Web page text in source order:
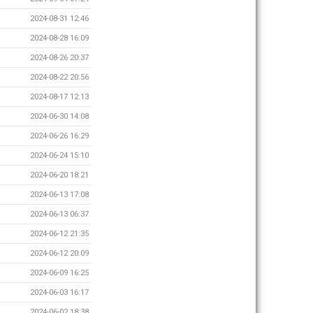
2024-08-31 12:46
2024-08-28 16:09
2024-08-26 20:37
2024-08-22 20:56
2024-08-17 12:13
2024-06-30 14:08
2024-06-26 16:29
2024-06-24 15:10
2024-06-20 18:21
2024-06-13 17:08
2024-06-13 06:37
2024-06-12 21:35
2024-06-12 20:09
2024-06-09 16:25
2024-06-03 16:17